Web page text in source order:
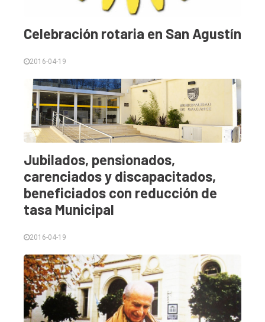
Celebración rotaria en San Agustín
2016-04-19
Jubilados, pensionados,
carenciados y discapacitados,
beneficiados con reducción de
tasa Municipal
2016-04-19